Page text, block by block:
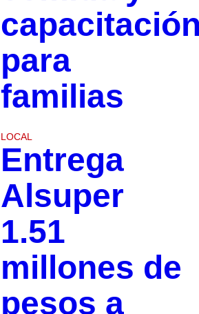
para
familias
LOCAL
Entrega
Alsuper
1.51
millones de
pesos a